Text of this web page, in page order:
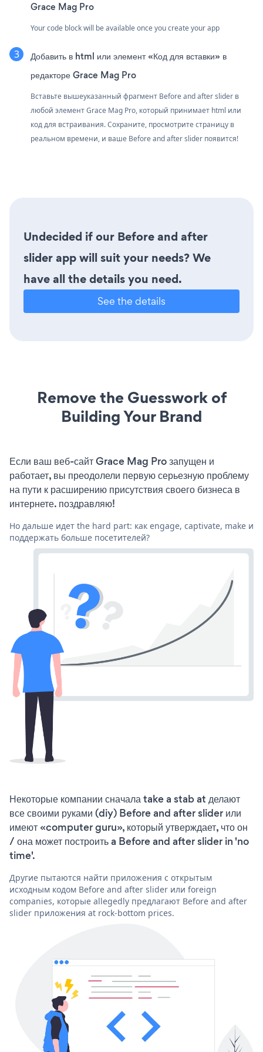
Grace Mag Pro
Your code block will be available once you create your app
Добавить в html или элемент «Код для вставки» в
редакторе Grace Mag Pro
Вставьте вышеуказанный фрагмент Before and after slider в
любой элемент Grace Mag Pro, который принимает html или
код для встраивания. Сохраните, просмотрите страницу в
реальном времени, и ваше Before and after slider появится!
Undecided if our Before and after
slider app will suit your needs? We
have all the details you need.
See the details
Remove the Guesswork of
Building Your Brand
Если ваш веб-сайт Grace Mag Pro запущен и
работает, вы преодолели первую серьезную проблему
на пути к расширению присутствия своего бизнеса в
интернете. поздравляю!
Но дальше идет the hard part: как engage, captivate, make и
поддержать больше посетителей?
Некоторые компании сначала take a stab at делают
все своими руками (diy) Before and after slider или
имеют «computer guru», который утверждает, что он
/ она может построить a Before and after slider in 'no
time'.
Другие пытаются найти приложения с открытым
исходным кодом Before and after slider или foreign
companies, которые allegedly предлагают Before and after
slider приложения at rock-bottom prices.